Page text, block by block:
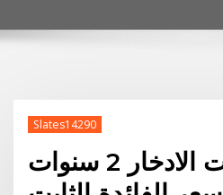
Slates14290
أفضل معدلات الادخار 2 سنوات